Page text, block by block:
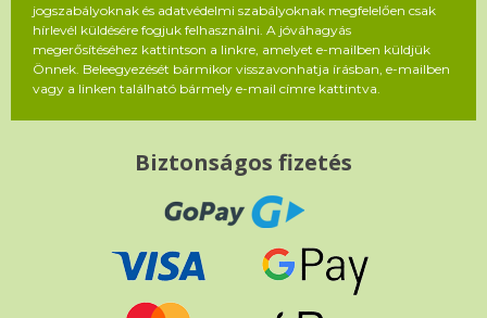
jogszabályoknak és adatvédelmi szabályoknak megfelelően csak
hírlevél küldésére fogjuk felhasználni. A jóváhagyás
megerősítéséhez kattintson a linkre, amelyet e-mailben küldjük
Önnek. Beleegyezését bármikor visszavonhatja írásban, e-mailben
vagy a linken található bármely e-mail címre kattintva.
Biztonságos fizetés